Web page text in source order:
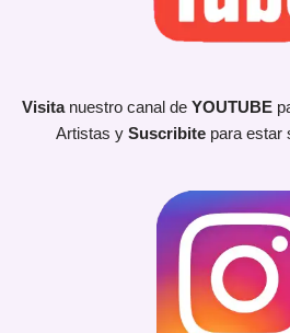
Visita nuestro canal de YOUTUBE
Artistas y Suscribite para estar